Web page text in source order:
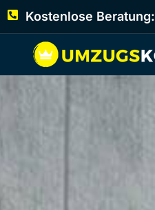
Kostenlose Beratung: